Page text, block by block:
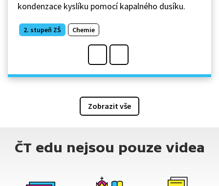
kondenzace kyslíku pomocí kapalného dusíku.
2. stupeň ZŠ Chemie
Zobrazit vše
ČT edu nejsou pouze videa